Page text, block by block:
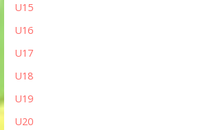
U15
U16
U17
U18
U19
U20